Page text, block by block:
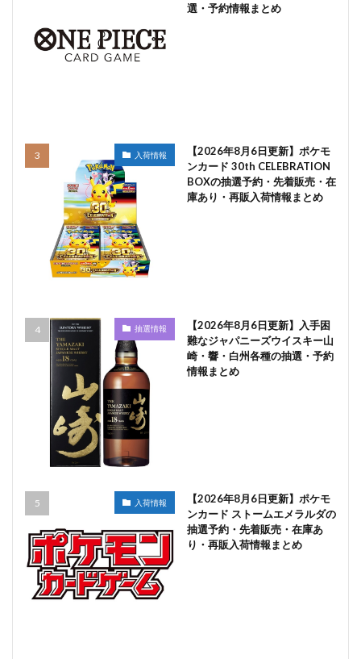
選・予約情報まとめ
入荷情報
【2026年8月6日更新】ポケモ
ンカード 30th CELEBRATION
BOXの抽選予約・先着販売・在
庫あり・再販入荷情報まとめ
抽選情報
【2026年8月6日更新】入手困
難なジャパニーズウイスキー山
崎・響・白州各種の抽選・予約
情報まとめ
入荷情報
【2026年8月6日更新】ポケモ
ンカード ストームエメラルダの
抽選予約・先着販売・在庫あ
り・再販入荷情報まとめ